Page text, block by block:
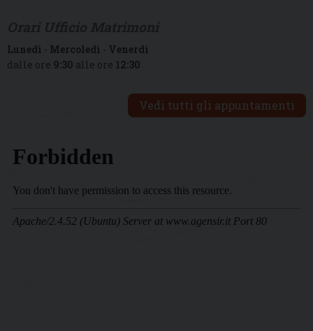
Lunedì - Mercoledì - Venerdì
dalle ore 9:30 alle ore 12:30
Vedi tutti gli appuntamenti